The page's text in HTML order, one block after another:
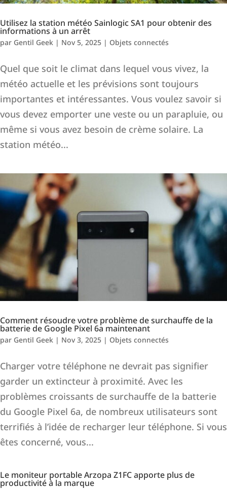
Utilisez la station météo Sainlogic SA1 pour obtenir des
informations à un arrêt
par Gentil Geek | Nov 5, 2025 | Objets connectés
Quel que soit le climat dans lequel vous vivez, la
météo actuelle et les prévisions sont toujours
importantes et intéressantes. Vous voulez savoir si
vous devez emporter une veste ou un parapluie, ou
même si vous avez besoin de crème solaire. La
station météo...
Comment résoudre votre problème de surchauffe de la
batterie de Google Pixel 6a maintenant
par Gentil Geek | Nov 3, 2025 | Objets connectés
Charger votre téléphone ne devrait pas signifier
garder un extincteur à proximité. Avec les
problèmes croissants de surchauffe de la batterie
du Google Pixel 6a, de nombreux utilisateurs sont
terrifiés à l’idée de recharger leur téléphone. Si vous
êtes concerné, vous...
Le moniteur portable Arzopa Z1FC apporte plus de
productivité à la marque